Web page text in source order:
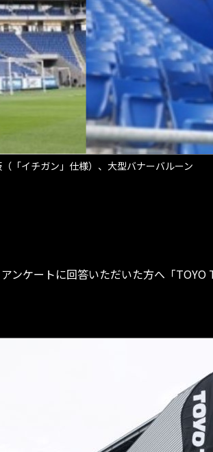
「イチガン」仕様）、大型バナーバルーン
ンケートに回答いただいた方へ「